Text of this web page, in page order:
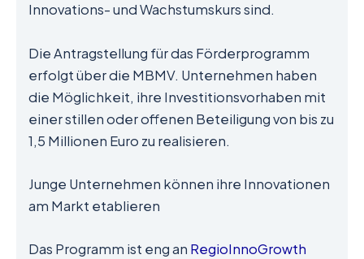
Innovations- und Wachstumskurs sind.
Die Antragstellung für das Förderprogramm
erfolgt über die MBMV. Unternehmen haben
die Möglichkeit, ihre Investitionsvorhaben mit
einer stillen oder offenen Beteiligung von bis zu
1,5 Millionen Euro zu realisieren.
Junge Unternehmen können ihre Innovationen
am Markt etablieren
Das Programm ist eng an RegioInnoGrowth